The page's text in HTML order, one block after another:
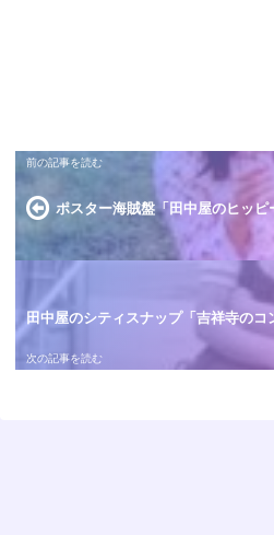
ポスター海賊盤「田中屋のヒッピ
田中屋のシティスナップ「吉祥寺のコ